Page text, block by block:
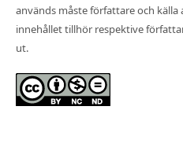
används måste författare och
innehållet tillhör respektive
ut.